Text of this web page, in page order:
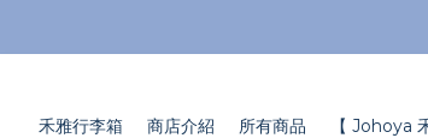
禾雅行李箱 商店介紹 所有商品 【 Johoya